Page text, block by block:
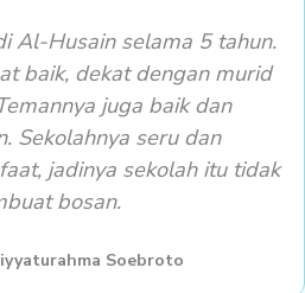
Al-Husain selama 5 tahun.
baik, dekat dengan murid
juga baik dan
Sekolahnya seru dan
jadinya sekolah itu tidak
bosan.
Soebroto